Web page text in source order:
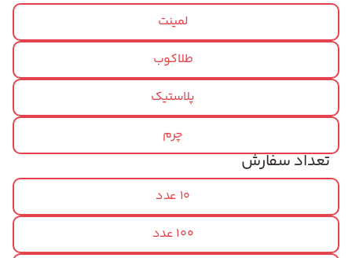
لمینت
طلاکوب
پلاستیک
چرم
تعداد سفارش
10 عدد
100 عدد